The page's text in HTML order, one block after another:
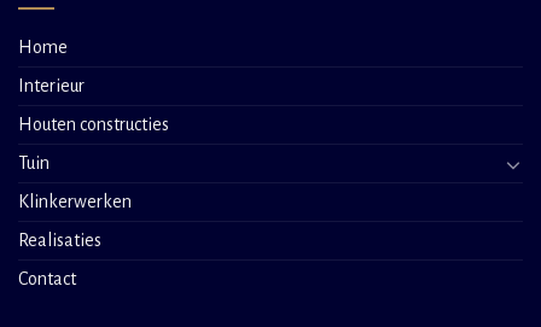
Home
Interieur
Houten constructies
Tuin
Klinkerwerken
Realisaties
Contact